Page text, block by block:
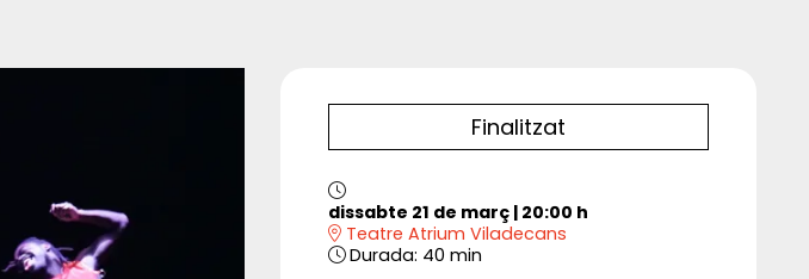
Finalitzat
dissabte 21 de març | 20:00 h
Teatre Atrium Viladecans
Durada: 40 min